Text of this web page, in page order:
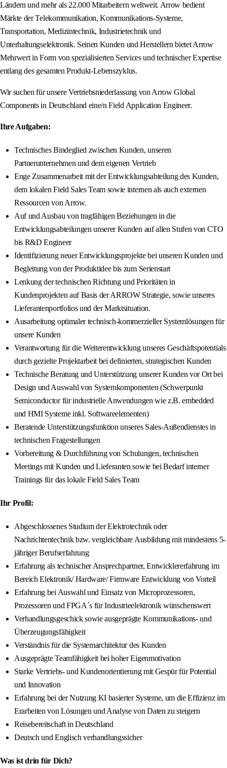
Ländern und mehr als 22.000 Mitarbeitern weltweit. Arrow bedient
Märkte der Telekommunikation, Kommunikations-Systeme,
Transportation, Medizintechnik, Industrietechnik und
Unterhaltungselektronik. Seinen Kunden und Herstellern bietet Arrow
Mehrwert in Form von spezialisierten Services und technischer Expertise
entlang des gesamten Produkt-Lebenszyklus.
Wir suchen für unsere Vertriebsniederlassung von Arrow Global
Components in Deutschland eine/n Field Application Engineer.
Ihre Aufgaben:
Technisches Bindeglied zwischen Kunden, unseren
Partnerunternehmen und dem eigenen Vertrieb
Enge Zusammenarbeit mit der Entwicklungsabteilung des Kunden,
dem lokalen Field Sales Team sowie internen als auch externen
Ressourcen von Arrow.
Auf und Ausbau von tragfähigen Beziehungen in die
Entwicklungsabteilungen unserer Kunden auf allen Stufen von CTO
bis R&D Engineer
Identifizierung neuer Entwicklungsprojekte bei unseren Kunden und
Begleitung von der Produktidee bis zum Serienstart
Lenkung der technischen Richtung und Prioritäten in
Kundenprojekten auf Basis der ARROW Strategie, sowie unseres
Lieferantenportfolios und der Marktsituation.
Ausarbeitung optimaler technisch-kommerzieller Systemlösungen für
unsere Kunden
Verantwortung für die Weiterentwicklung unseres Geschäftspotentials
durch gezielte Projektarbeit bei definierten, strategischen Kunden
Technische Beratung und Unterstützung unserer Kunden vor Ort bei
Design und Auswahl von Systemkomponenten (Schwerpunkt
Semiconductor für industrielle Anwendungen wie z.B. embedded
und HMI Systeme inkl. Softwareelementen)
Beratende Unterstützungsfunktion unseres Sales-Außendienstes in
technischen Fragestellungen
Vorbereitung & Durchführung von Schulungen, technischen
Meetings mit Kunden und Lieferanten sowie bei Bedarf interner
Trainings für das lokale Field Sales Team
Ihr Profil:
Abgeschlossenes Studium der Elektrotechnik oder
Nachrichtentechnik bzw. vergleichbare Ausbildung mit mindestens 5-
jähriger Berufserfahrung
Erfahrung als technischer Ansprechpartner, Entwicklererfahrung im
Bereich Elektronik/ Hardware/ Firmware Entwicklung von Vorteil
Erfahrung bei Auswahl und Einsatz von Microprozessoren,
Prozessoren und FPGA´s für Industrieelektronik wünschenswert
Verhandlungsgeschick sowie ausgeprägte Kommunikations- und
Überzeugungsfähigkeit
Verständnis für die Systemarchitektur des Kunden
Ausgeprägte Teamfähigkeit bei hoher Eigenmotivation
Starke Vertriebs- und Kundenorientierung mit Gespür für Potential
und Innovation
Erfahrung bei der Nutzung KI basierter Systeme, um die Effizienz im
Erarbeiten von Lösungen und Analyse von Daten zu steigern
Reisebereitschaft in Deutschland
Deutsch und Englisch verhandlungssicher
Was ist drin für Dich?